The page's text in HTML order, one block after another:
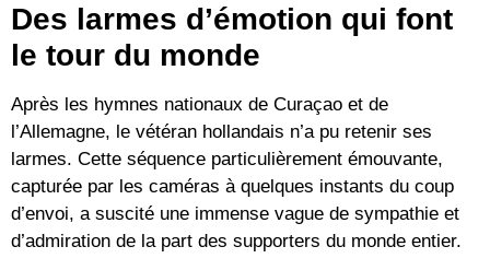
Des larmes d’émotion qui font
le tour du monde
Après les hymnes nationaux de Curaçao et de
l’Allemagne, le vétéran hollandais n’a pu retenir ses
larmes. Cette séquence particulièrement émouvante,
capturée par les caméras à quelques instants du coup
d’envoi, a suscité une immense vague de sympathie et
d’admiration de la part des supporters du monde entier.